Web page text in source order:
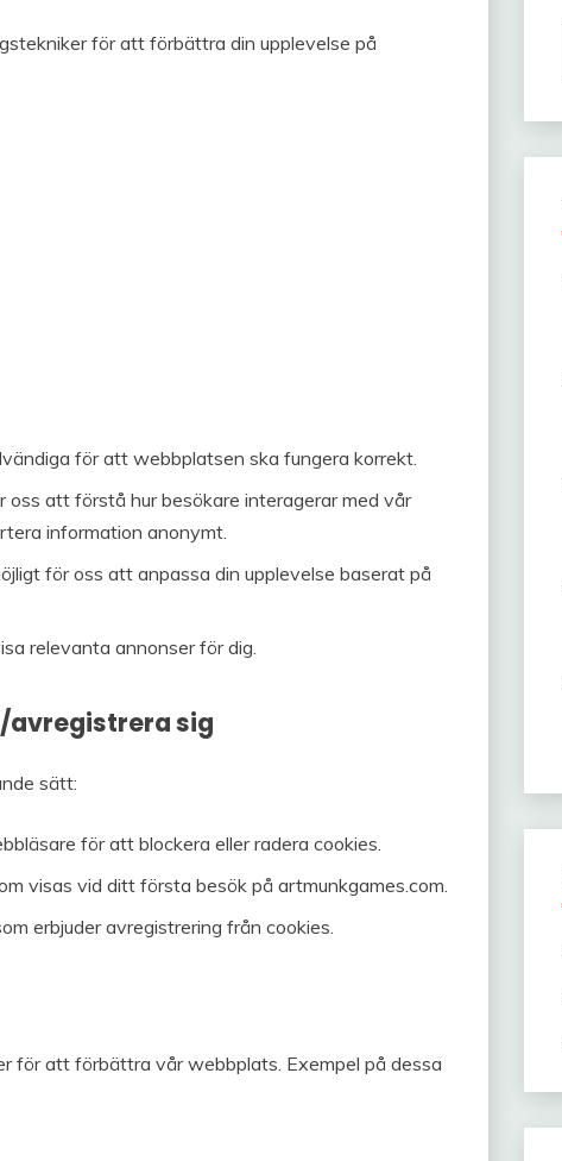
för att förbättra din upplevelse på
för att webbplatsen ska fungera korrekt.
oss att förstå hur besökare interagerar med vår
information anonymt.
för oss att anpassa din upplevelse baserat på
relevanta annonser för dig.
avregistrera sig
sätt:
för att blockera eller radera cookies.
visas vid ditt första besök på artmunkgames.com.
erbjuder avregistrering från cookies.
för att förbättra vår webbplats. Exempel på dessa